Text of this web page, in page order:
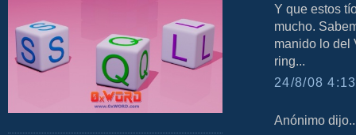
Y que estos
mucho.
manido lo del
ring...
24/8/08
Anónimo